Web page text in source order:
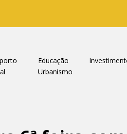
Educação
Urbanismo